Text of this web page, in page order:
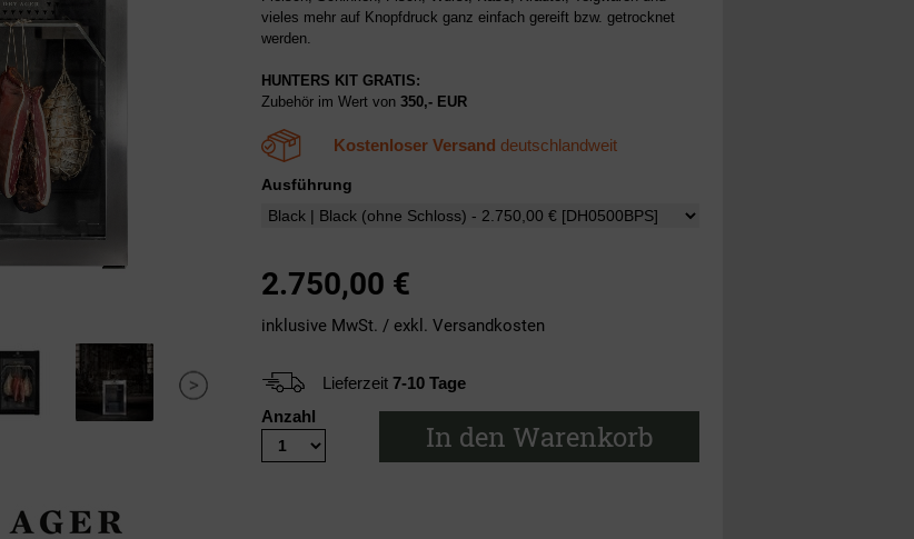
vieles mehr auf Knopfdruck ganz einfach gereift bzw. getrocknet
werden.
HUNTERS KIT GRATIS:
Zubehör im Wert von 350,- EUR
Kostenloser Versand deutschlandweit
Ausführung
2.750,00 €
inklusive MwSt. / exkl. Versandkosten
Lieferzeit 7-10 Tage
Anzahl
In den Warenkorb